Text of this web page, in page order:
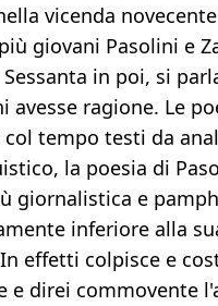
vicenda
giovani Pasolini e
in poi, si
avesse ragione. Le
col tempo testi da
la poesia di
giornalistica e
inferiore alla
effetti colpisce e
e direi commovente